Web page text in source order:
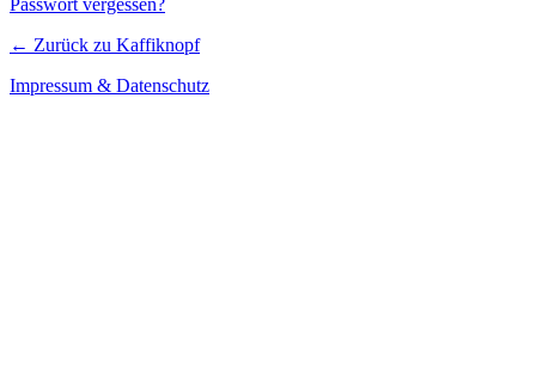
← Zurück zu Kaffiknopf
Impressum & Datenschutz